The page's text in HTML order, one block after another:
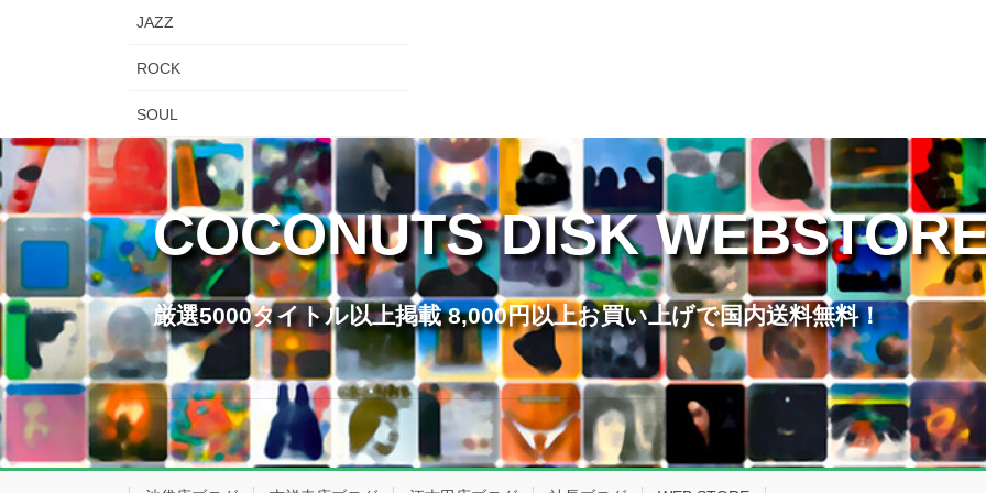
JAZZ
ROCK
SOUL
COCONUTS DISK
厳選5000タイトル以上掲載 8,000円以上お買い上げで国内送料無料！